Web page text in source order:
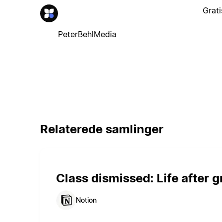
PeterBehlMedia
Relaterede samlinger
Class dismissed: Life after
Notion